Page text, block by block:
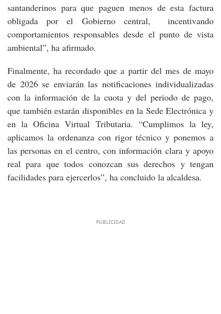
santanderinos para que paguen menos de esta factura
obligada por el Gobierno central, incentivando
comportamientos responsables desde el punto de vista
ambiental”, ha afirmado.
Finalmente, ha recordado que a partir del mes de mayo
de 2026 se enviarán las notificaciones individualizadas
con la información de la cuota y del periodo de pago,
que también estarán disponibles en la Sede Electrónica y
en la Oficina Virtual Tributaria. “Cumplimos la ley,
aplicamos la ordenanza con rigor técnico y ponemos a
las personas en el centro, con información clara y apoyo
real para que todos conozcan sus derechos y tengan
facilidades para ejercerlos”, ha concluido la alcaldesa.